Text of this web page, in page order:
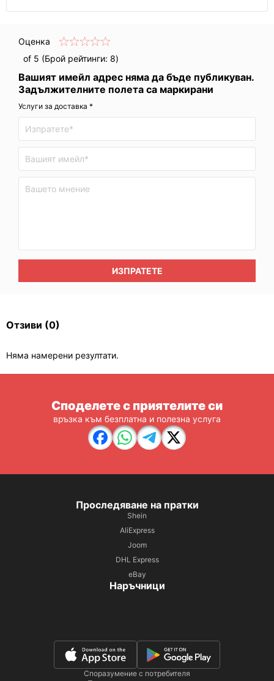
Оценка
of 5 (Брой рейтинги: 8)
Вашият имейл адрес няма да бъде публикуван.
Задължителните полета са маркирани
Услуги за доставка *
ИЗПРАТЕТЕ
Отзиви (0)
Няма намерени резултати.
Споделете с приятелите си
връзка към безплатна и полезна услуга
Проследяване на пратки
Shein
AliExpress
Joom
DHL Express
eBay
Наръчници
Споразумение с потребителя